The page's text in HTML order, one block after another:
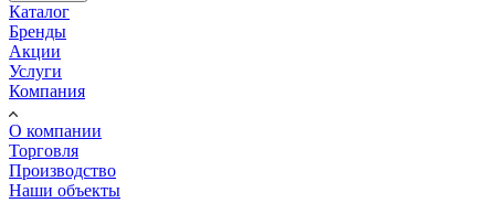
Каталог
Бренды
Акции
Услуги
Компания
О компании
Торговля
Производство
Наши объекты